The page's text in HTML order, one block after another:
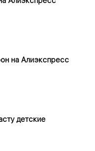
на Алиэкспресс
детские